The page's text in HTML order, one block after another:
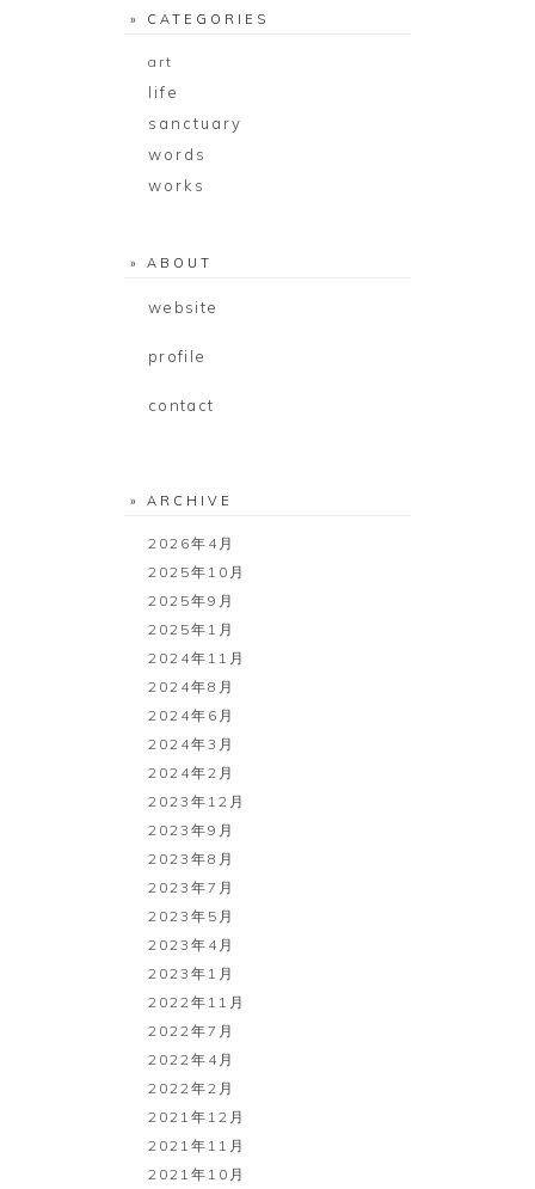
» CATEGORIES
art
life
sanctuary
words
works
» ABOUT
website
profile
contact
» ARCHIVE
2026年4月
2025年10月
2025年9月
2025年1月
2024年11月
2024年8月
2024年6月
2024年3月
2024年2月
2023年12月
2023年9月
2023年8月
2023年7月
2023年5月
2023年4月
2023年1月
2022年11月
2022年7月
2022年4月
2022年2月
2021年12月
2021年11月
2021年10月